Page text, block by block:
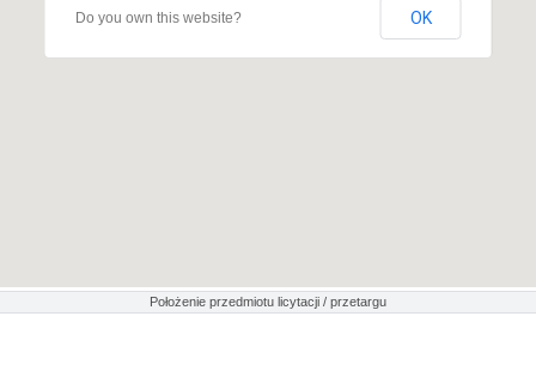
Do you own this website? OK
Położenie przedmiotu licytacji / przetargu